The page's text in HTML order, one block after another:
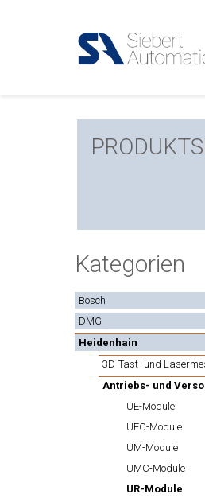
Kategorien
Bosch
DMG
Heidenhain
3D-Tast- und
Antriebs- und
UE-Module
UEC-Module
UM-Module
UMC-Module
UR-Module